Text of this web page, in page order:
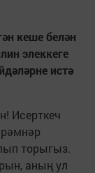
кеше белән
элеккеге
истә
Исерткеч
торыгыз.
аның ул